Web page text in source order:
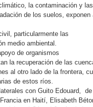
la contaminación y las
de los suelos, exponen
particularmente las
medio ambiental.
de organismos
la recuperación de las
al otro lado de la frontera,
de estos ríos.
con Guito Edouard,
en Haití, Elisabeth